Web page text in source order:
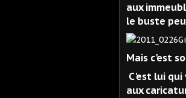
aux
le buste
Mais c'est
C'est lui
aux